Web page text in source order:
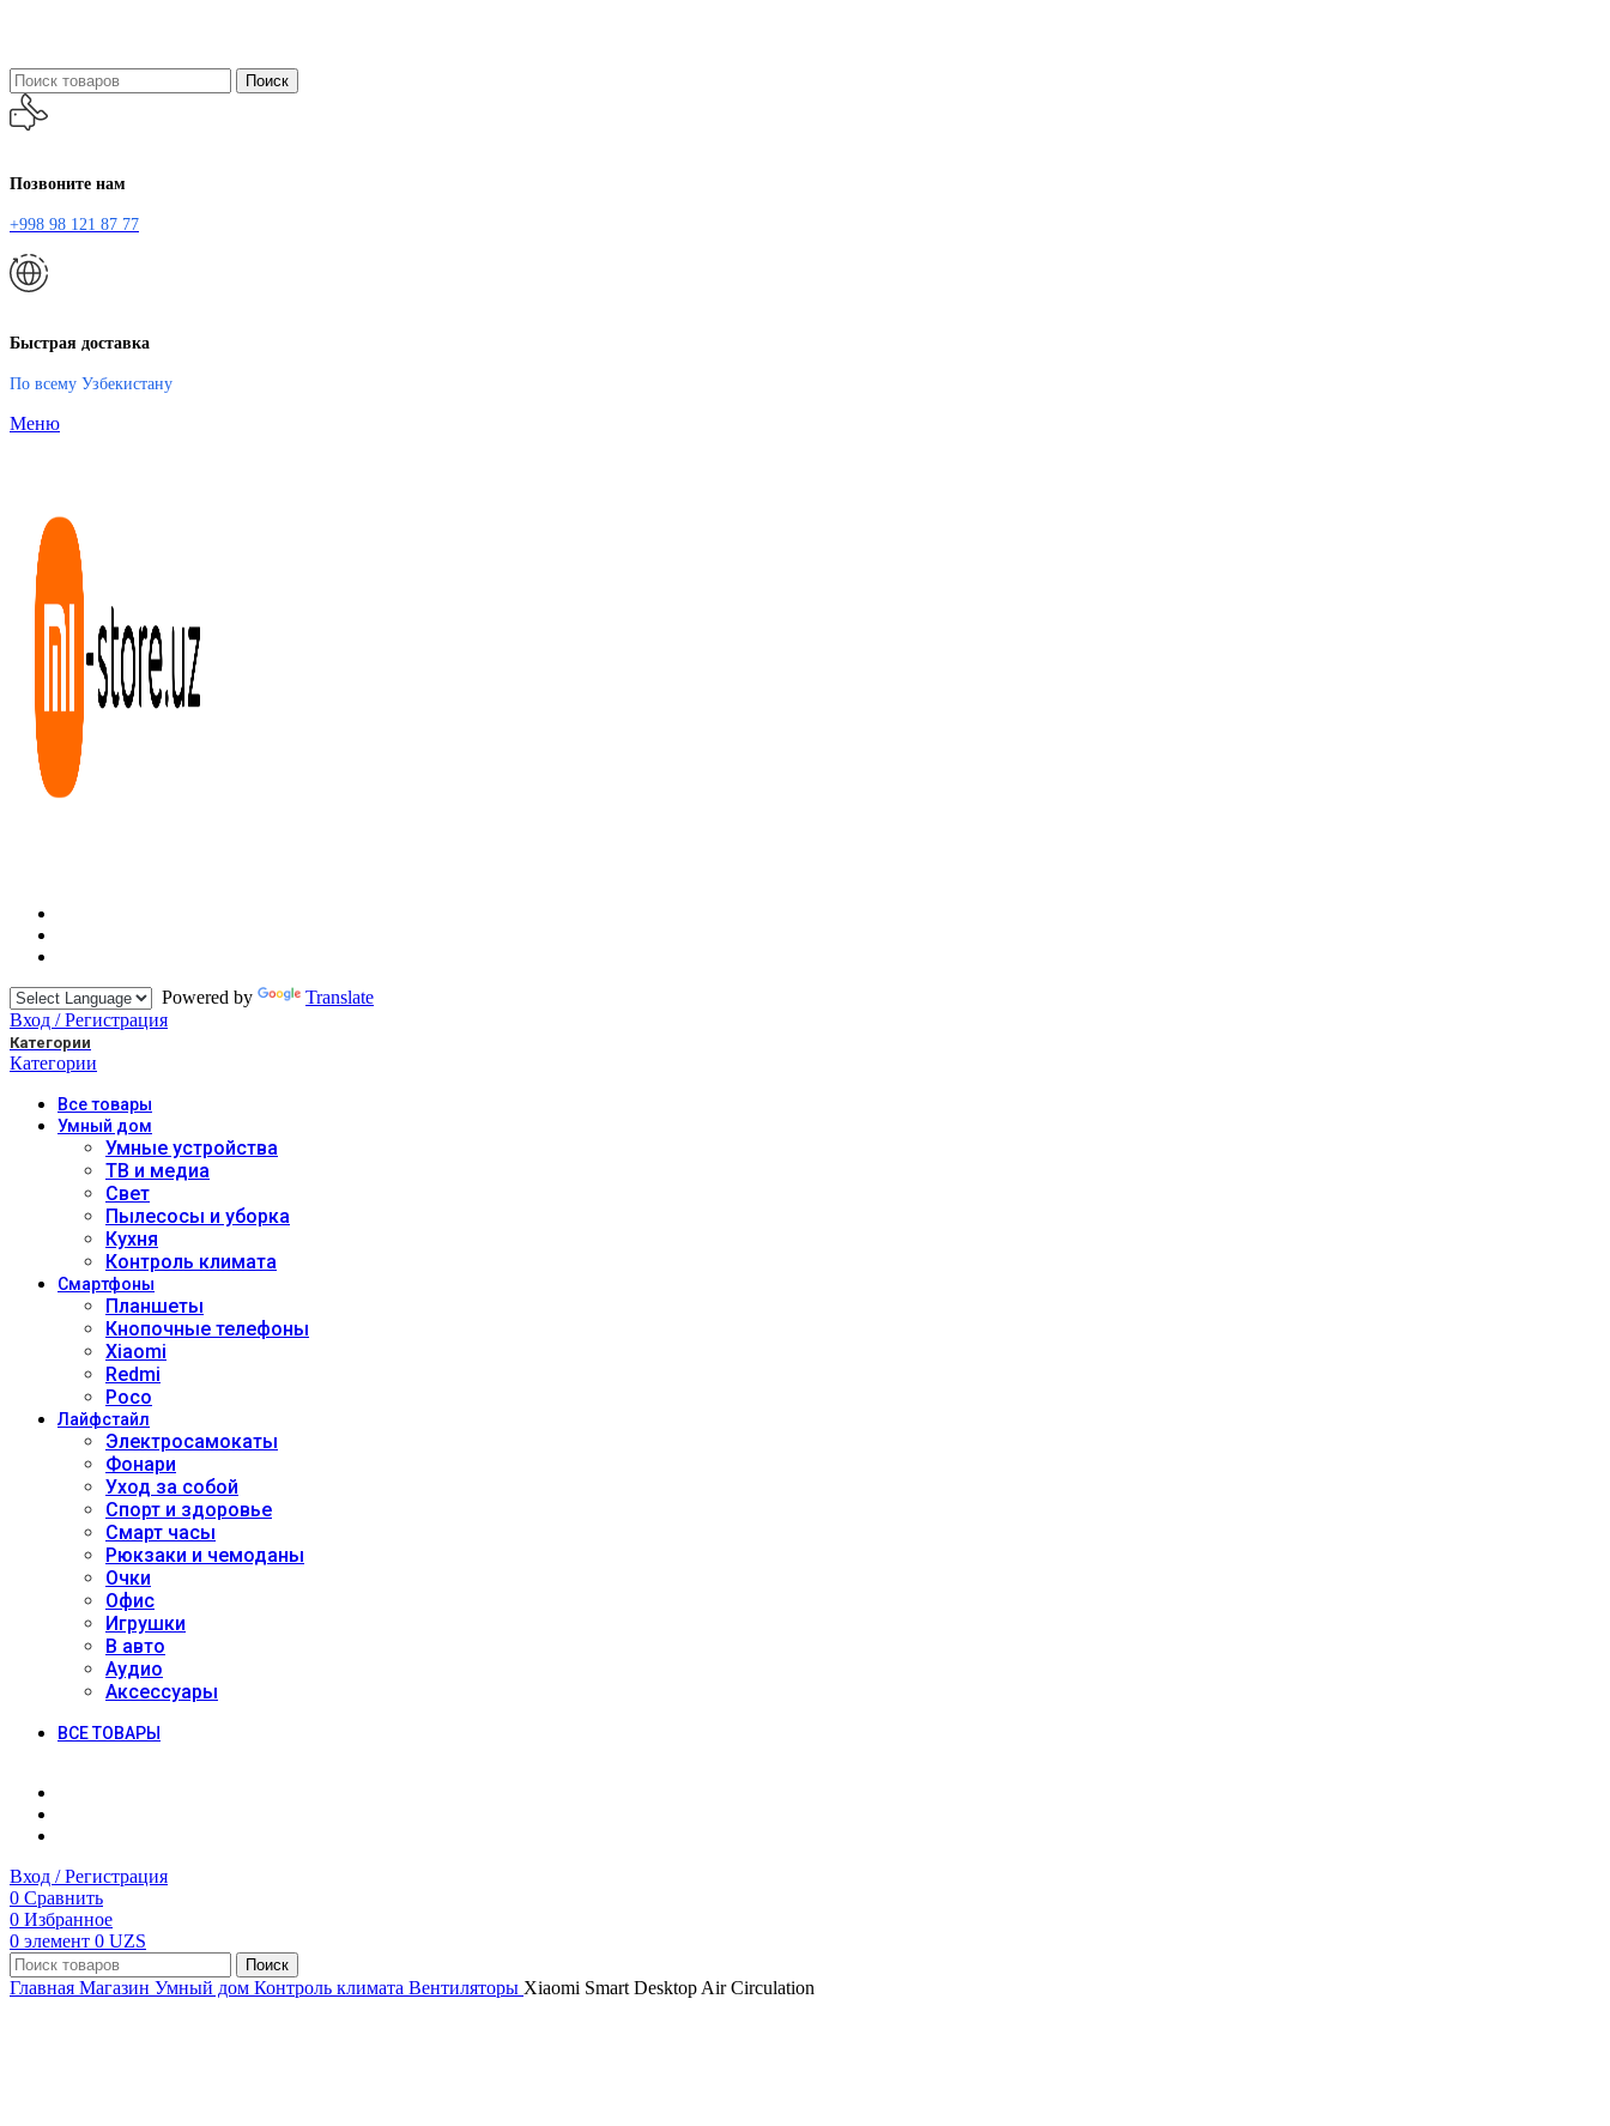
Поиск
Позвоните нам
+998 98 121 87 77
Быстрая доставка
По всему Узбекистану
Меню
Powered by
Translate
Вход / Регистрация
Категории
Категории
Всетовары
Умный дом
Умные устройства
ТВ и медиа
Свет
Пылесосы и уборка
Кухня
Контроль климата
Смартфоны
Планшеты
Кнопочные телефоны
Xiaomi
Redmi
Poco
Лайфстайл
Электросамокаты
Фонари
Уход за собой
Спорт и здоровье
Смарт часы
Рюкзаки и чемоданы
Очки
Офис
Игрушки
В авто
Аудио
Аксессуары
ВСЕ ТОВАРЫ
Вход / Регистрация
0 Сравнить
0 Избранное
0 элемент 0 UZS
Поиск
Главная Магазин Умный дом Контроль климата Вентиляторы Xiaomi Smart Desktop Air Circulation